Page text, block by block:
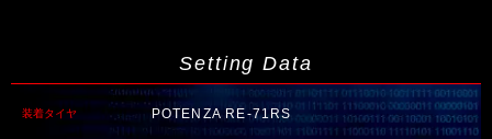
Setting Data
装着タイヤ POTENZA RE-71RS